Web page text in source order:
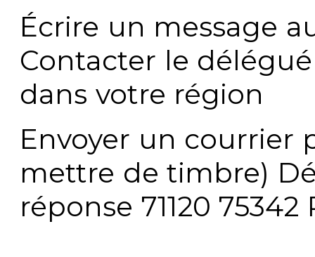
Écrire un message
Contacter le
dans votre région
Envoyer un courrier
mettre de timbre)
réponse 71120 75342